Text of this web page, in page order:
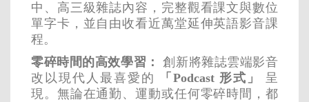
中、高三級雜誌內容，完整觀看課文與數位
單字卡，並自由收看近萬堂延伸英語影音課
程。
零碎時間的高效學習：
創新將雜誌雲端影音
改以現代人最喜愛的
「Podcast 形式」
呈
現。無論在通勤、運動或任何零碎時間，都